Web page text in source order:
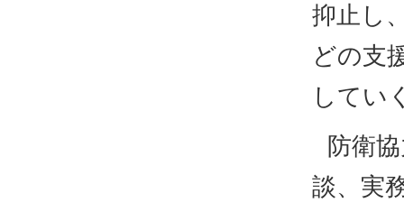
抑止し
どの支
してい
防衛
談、実